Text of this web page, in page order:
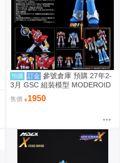
預購 訂金 參號倉庫 預購 27年2-
3月 GSC 組裝模型 MODEROID
UFO戰士阿波羅 大阿波羅 9/6 超
取免訂
售價 1950